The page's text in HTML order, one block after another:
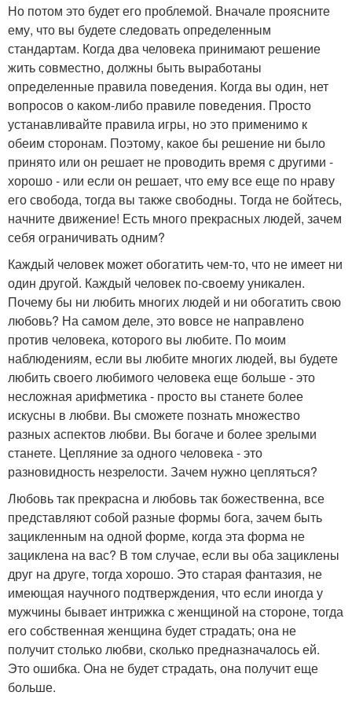
Но потом это будет его проблемой. Вначале проясните
ему, что вы будете следовать определенным
стандартам. Когда два человека принимают решение
жить совместно, должны быть выработаны
определенные правила поведения. Когда вы один, нет
вопросов о каком-либо правиле поведения. Просто
устанавливайте правила игры, но это применимо к
обеим сторонам. Поэтому, какое бы решение ни было
принято или он решает не проводить время с другими -
хорошо - или если он решает, что ему все еще по нраву
его свобода, тогда вы также свободны. Тогда не бойтесь,
начните движение! Есть много прекрасных людей, зачем
себя ограничивать одним?
Каждый человек может обогатить чем-то, что не имеет ни
один другой. Каждый человек по-своему уникален.
Почему бы ни любить многих людей и ни обогатить свою
любовь? На самом деле, это вовсе не направлено
против человека, которого вы любите. По моим
наблюдениям, если вы любите многих людей, вы будете
любить своего любимого человека еще больше - это
несложная арифметика - просто вы станете более
искусны в любви. Вы сможете познать множество
разных аспектов любви. Вы богаче и более зрелыми
станете. Цепляние за одного человека - это
разновидность незрелости. Зачем нужно цепляться?
Любовь так прекрасна и любовь так божественна, все
представляют собой разные формы бога, зачем быть
зацикленным на одной форме, когда эта форма не
зациклена на вас? В том случае, если вы оба зациклены
друг на друге, тогда хорошо. Это старая фантазия, не
имеющая научного подтверждения, что если иногда у
мужчины бывает интрижка с женщиной на стороне, тогда
его собственная женщина будет страдать; она не
получит столько любви, сколько предназначалось ей.
Это ошибка. Она не будет страдать, она получит еще
больше.